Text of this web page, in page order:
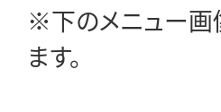
※下のメニュー画
ます。